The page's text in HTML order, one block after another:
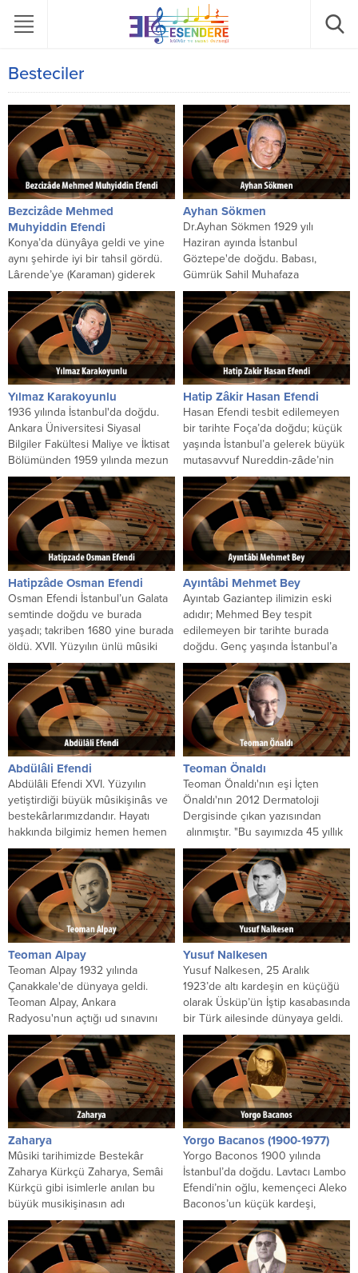
Besteciler
Bezcizâde Mehmed
Muhyiddin Efendi
Konya’da dünyâya geldi ve yine
aynı şehirde iyi bir tahsil gördü.
Lârende’ye (Karaman) giderek
Halvetî şeyhlerinden
Nûreddinzâde Molla Çelebi’ye
intisâb...
Ayhan Sökmen
Dr.Ayhan Sökmen 1929 yılı
Haziran ayında İstanbul
Göztepe'de doğdu. Babası,
Gümrük Sahil Muhafaza
motorlarında makinist olan Ali
Rıza Bey, annesi...
Yılmaz Karakoyunlu
1936 yılında İstanbul'da doğdu.
Ankara Üniversitesi Siyasal
Bilgiler Fakültesi Maliye ve İktisat
Bölümünden 1959 yılında mezun
oldu. ABD'de Georgia
Üniversitesi'nde...
Hatip Zâkir Hasan Efendi
Hasan Efendi tesbit edilemeyen
bir tarihte Foça’da doğdu; küçük
yaşında İstanbul’a gelerek büyük
mutasavvuf Nureddin-zâde’nin
hizmetlerinde bulundu. Bir
yandan genel...
Hatipzâde Osman Efendi
Osman Efendi İstanbul’un Galata
semtinde doğdu ve burada
yaşadı; takriben 1680 yine burada
öldü. XVII. Yüzyılın ünlü mûsiki
hocalarındandır. Çağdaşı...
Ayıntâbi Mehmet Bey
Ayıntab Gaziantep ilimizin eski
adıdır; Mehmed Bey tespit
edilemeyen bir tarihte burada
doğdu. Genç yaşında İstanbul’a
gelerek askerlik mesleğine girdi...
Abdülâli Efendi
Abdülâli Efendi XVI. Yüzyılın
yetiştirdiği büyük mûsikişinâs ve
bestekârlarımızdandır. Hayatı
hakkında bilgimiz hemen hemen
yok gibidir. Tahminlere göre
Kanuni Sultan...
Teoman Önaldı
Teoman Önaldı'nın eşi İçten
Önaldı'nın 2012 Dermatoloji
Dergisinde çıkan yazısından
alınmıştır. "Bu sayımızda 45 yıllık
dermatoloji uzmanı, 60 yıllık
sanatçı 43...
Teoman Alpay
Teoman Alpay 1932 yılında
Çanakkale'de dünyaya geldi.
Teoman Alpay, Ankara
Radyosu'nun açtığı ud sınavını
kazanarak, radyonun saz
sanatçıları arasına katıldı...
Yusuf Nalkesen
Yusuf Nalkesen, 25 Aralık
1923’de altı kardeşin en küçüğü
olarak Üsküp’ün İştip kasabasında
bir Türk ailesinde dünyaya geldi.
Yeni kurulan...
Zaharya
Mûsiki tarihimizde Bestekâr
Zaharya Kürkçü Zaharya, Semâi
Kürkçü gibi isimlerle anılan bu
büyük musikişinasın adı
“Zacccharias”tır. Hayatı hakkındaki
bilgilerimiz bazı...
Yorgo Bacanos (1900-1977)
Yorgo Baconos 1900 yılında
İstanbul’da doğdu. Lavtacı Lambo
Efendi’nin oğlu, kemençeci Aleko
Baconos’un küçük kardeşi,
kemençeci Anastas’ın yeğeni,
kemençeci Sotiri...